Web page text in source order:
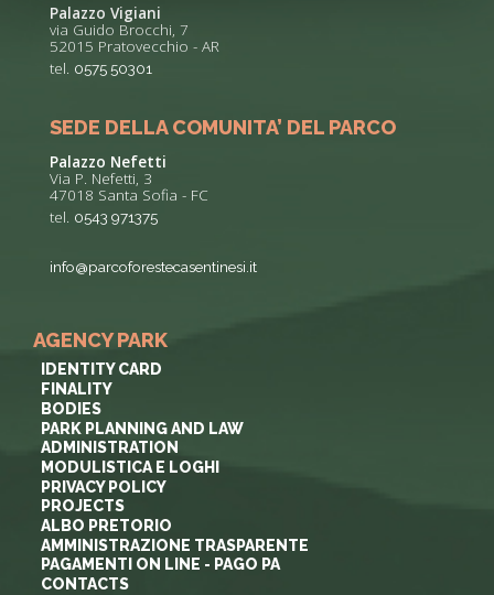
Palazzo Vigiani
via Guido Brocchi, 7
52015 Pratovecchio - AR
tel. 0575 50301
SEDE DELLA COMUNITA’ DEL PARCO
Palazzo Nefetti
Via P. Nefetti, 3
47018 Santa Sofia - FC
tel. 0543 971375
info@parcoforestecasentinesi.it
AGENCY PARK
IDENTITY CARD
FINALITY
BODIES
PARK PLANNING AND LAW
ADMINISTRATION
MODULISTICA E LOGHI
PRIVACY POLICY
PROJECTS
ALBO PRETORIO
AMMINISTRAZIONE TRASPARENTE
PAGAMENTI ON LINE - PAGO PA
CONTACTS